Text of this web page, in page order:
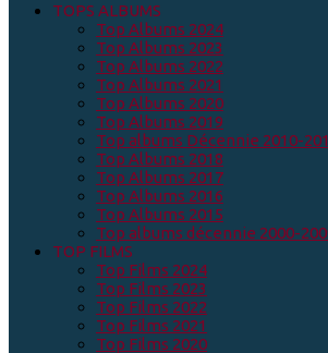
TOPS ALBUMS
Top Albums 2024
Top Albums 2023
Top Albums 2022
Top Albums 2021
Top Albums 2020
Top Albums 2019
Top albums Décennie 2010-
Top Albums 2018
Top Albums 2017
Top Albums 2016
Top Albums 2015
Top albums décennie 2000-
TOP FILMS
Top Films 2024
Top Films 2023
Top Films 2022
Top Films 2021
Top Films 2020